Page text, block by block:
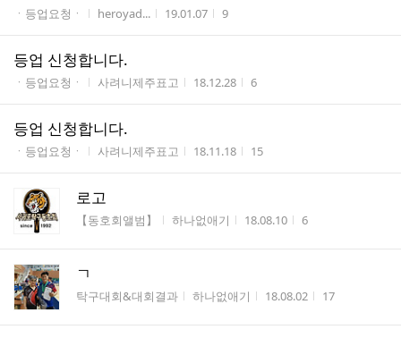
게시판명
ㆍ등업요청ㆍ 작성자
heroyad... 작성시간
19.01.07 조회수
9
등업 신청합니다.
게시판명
ㆍ등업요청ㆍ 작성자
사려니제주표고 작성시간
18.12.28 조회수
6
등업 신청합니다.
게시판명
ㆍ등업요청ㆍ 작성자
사려니제주표고 작성시간
18.11.18 조회수
15
로고
게시판명
【동호회앨범】 작성자
하나없애기 작성시간
18.08.10 조회수
6
ㄱ
게시판명
탁구대회&대회결과 작성자
하나없애기 작성시간
18.08.02 조회수
17